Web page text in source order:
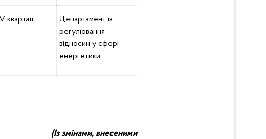
ІV квартал
Департамент із
регулювання
відносин у сфері
енергетики
(Із змінами, внесеними